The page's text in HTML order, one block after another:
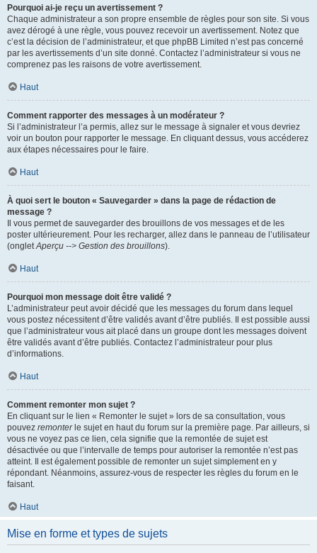
Pourquoi ai-je reçu un avertissement ?
Chaque administrateur a son propre ensemble de règles pour son site. Si vous
avez dérogé à une règle, vous pouvez recevoir un avertissement. Notez que
c’est la décision de l’administrateur, et que phpBB Limited n’est pas concerné
par les avertissements d’un site donné. Contactez l’administrateur si vous ne
comprenez pas les raisons de votre avertissement.
Haut
Comment rapporter des messages à un modérateur ?
Si l’administrateur l’a permis, allez sur le message à signaler et vous devriez
voir un bouton pour rapporter le message. En cliquant dessus, vous accéderez
aux étapes nécessaires pour le faire.
Haut
À quoi sert le bouton « Sauvegarder » dans la page de rédaction de
message ?
Il vous permet de sauvegarder des brouillons de vos messages et de les
poster ultérieurement. Pour les recharger, allez dans le panneau de l’utilisateur
(ongletAperçu --> Gestion des brouillons).
Haut
Pourquoi mon message doit être validé ?
L’administrateur peut avoir décidé que les messages du forum dans lequel
vous postez nécessitent d’être validés avant d’être publiés. Il est possible aussi
que l’administrateur vous ait placé dans un groupe dont les messages doivent
être validés avant d’être publiés. Contactez l’administrateur pour plus
d’informations.
Haut
Comment remonter mon sujet ?
En cliquant sur le lien « Remonter le sujet » lors de sa consultation, vous
pouvez remonterle sujet en haut du forum sur la première page. Par ailleurs, si
vous ne voyez pas ce lien, cela signifie que la remontée de sujet est
désactivée ou que l’intervalle de temps pour autoriser la remontée n’est pas
atteint. Il est également possible de remonter un sujet simplement en y
répondant. Néanmoins, assurez-vous de respecter les règles du forum en le
faisant.
Haut
Mise en forme et types de sujets